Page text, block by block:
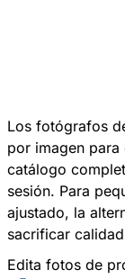
Los fotógrafos
por imagen
catálogo
sesión. Para
ajustado, la
sacrificar
Edita fotos de